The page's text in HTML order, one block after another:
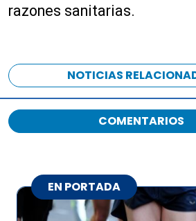
razones sanitarias.
NOTICIAS
COMENTARIOS
EN PORTADA